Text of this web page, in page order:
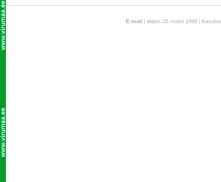
E-mail | alates 28. maist 1998 |